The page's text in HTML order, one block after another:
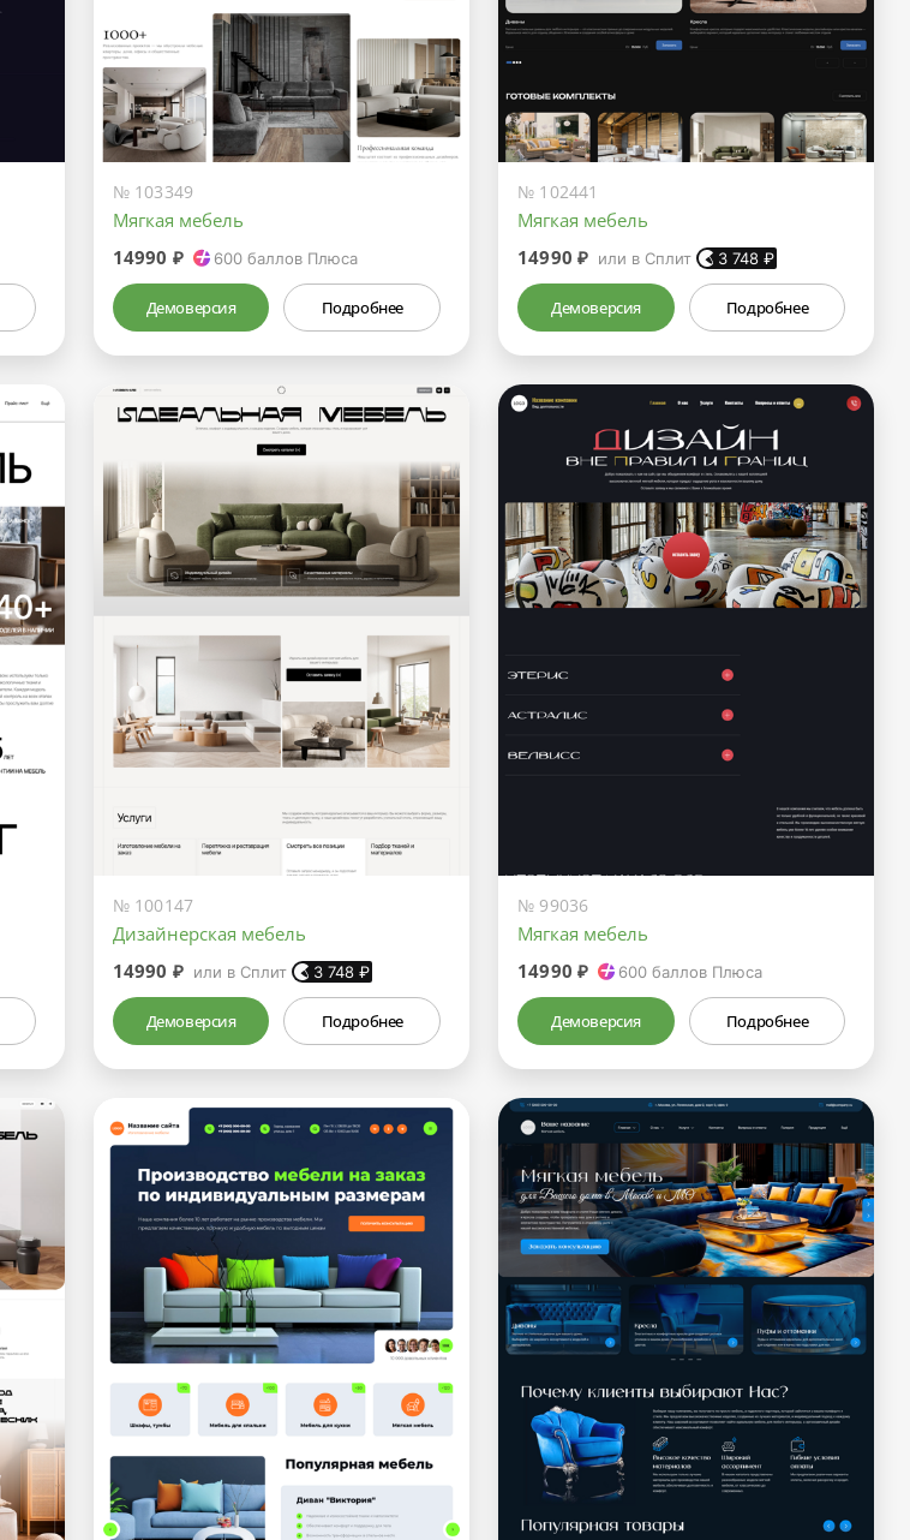
№ 103349
Мягкая мебель
14990 ₽
600 баллов Плюса
Демоверсия Подробнее
№ 102441
Мягкая мебель
14990 ₽ или в Сплит 3 748 ₽
Демоверсия Подробнее
№ 100147
Дизайнерская мебель
14990 ₽ или в Сплит 3 748 ₽
Демоверсия Подробнее
№ 99036
Мягкая мебель
14990 ₽
600 баллов Плюса
Демоверсия Подробнее